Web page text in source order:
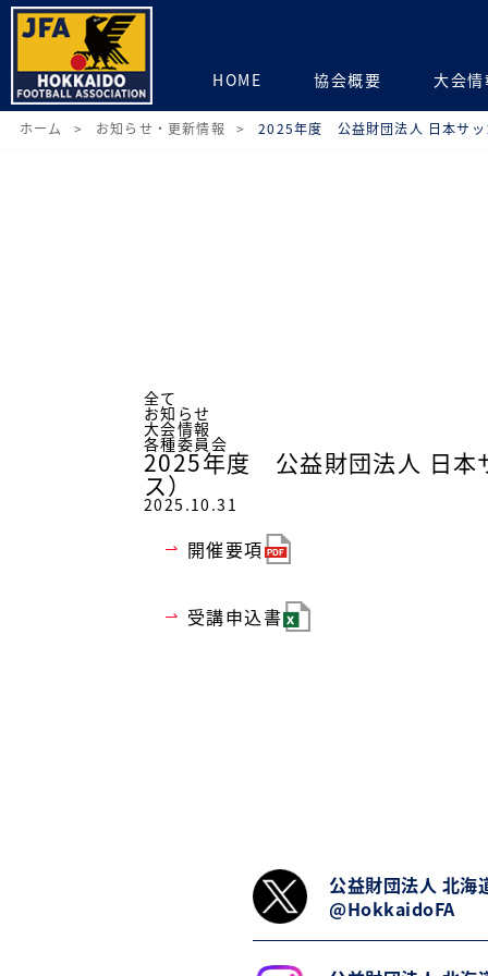
HOME 協会概要 大会情
ホーム お知らせ・更新情報 2025年度 公益財団法人 日本サッ
全て
お知らせ
大会情報
各種委員会
2025年度 公益財団法人 日本
ス）
2025.10.31
開催要項
受講申込書
公益財団法人 北海
@HokkaidoFA